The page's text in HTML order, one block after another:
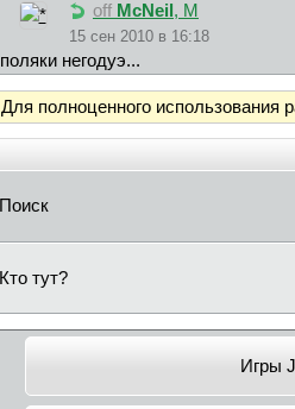
off McNeil , М
15 сен 2010 в 16:18
поляки негодуэ...
Для полноценного использования
Поиск
Кто тут?
Игры